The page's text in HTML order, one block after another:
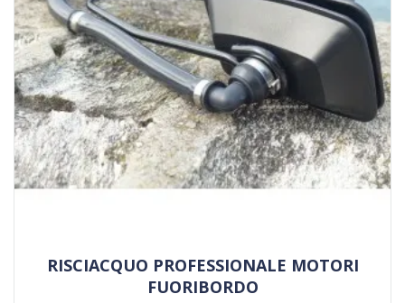
RISCIACQUO PROFESSIONALE MOTORI
FUORIBORDO